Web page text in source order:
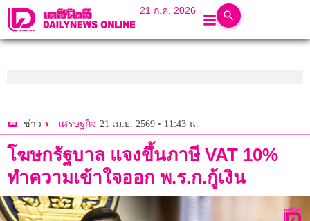
21 ก.ค. 2026
ข่าว เศรษฐกิจ 21 เม.ย. 2569 • 11:43 น.
โฆษกรัฐบาล แจงขึ้นภาษี VAT 10%
ทำความเข้าใจออก พ.ร.ก.กู้เงิน